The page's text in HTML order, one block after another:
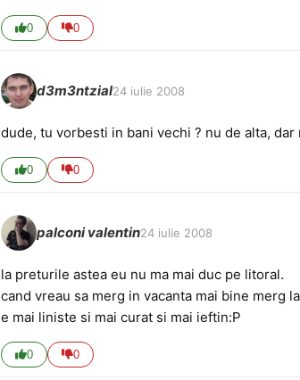
0 0
d3m3ntzial24 iulie 2008
dude, tu vorbesti in bani vechi ? nu de alta, dar
0 0
palconi valentin24 iulie 2008
la preturile astea eu nu ma mai duc pe litoral.
cand vreau sa merg in vacanta mai bine merg
e mai liniste si mai curat si mai ieftin:P
0 0